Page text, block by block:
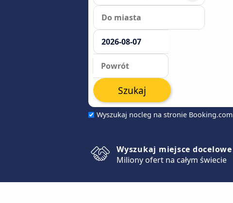
Wyszukaj nocleg na stronie Booking.com
Szukaj
Wyszukaj miejsce docelowe
Miliony ofert na całym świecie